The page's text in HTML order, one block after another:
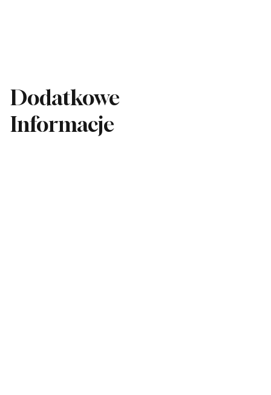
Dodatkowe
Informacje